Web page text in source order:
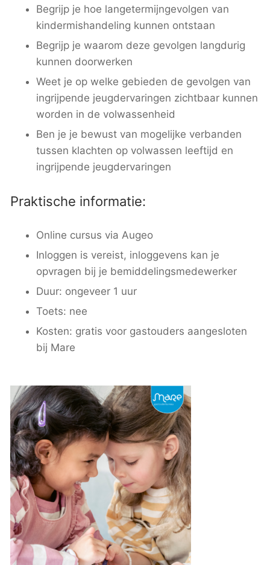
Begrijp je hoe langetermijngevolgen van
kindermishandeling kunnen ontstaan
Begrijp je waarom deze gevolgen langdurig
kunnen doorwerken
Weet je op welke gebieden de gevolgen van
ingrijpende jeugdervaringen zichtbaar kunnen
worden in de volwassenheid
Ben je je bewust van mogelijke verbanden
tussen klachten op volwassen leeftijd en
ingrijpende jeugdervaringen
Praktische informatie:
Online cursus via Augeo
Inloggen is vereist, inloggevens kan je
opvragen bij je bemiddelingsmedewerker
Duur: ongeveer 1 uur
Toets: nee
Kosten: gratis voor gastouders aangesloten
bij Mare